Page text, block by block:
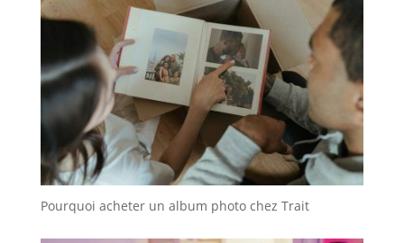
Pourquoi acheter un album photo chez Trait